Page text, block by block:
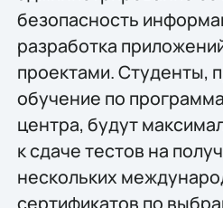
безопасность
разработка
проектами. Студенты,
обучение по
центра, будут
к сдаче тестов на
нескольких